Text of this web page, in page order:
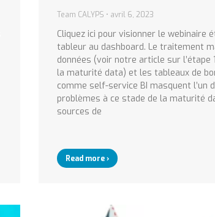
Team CALYPS avril 6, 2023
Cliquez ici pour visionner le webinaire
tableur au dashboard. Le traitement
données (voir notre article sur l’étape
la maturité data) et les tableaux de
comme self-service BI masquent l’un
problèmes à ce stade de la maturité
sources de
Read more ›